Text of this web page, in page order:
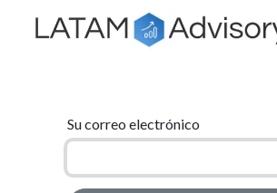
Su correo electrónico